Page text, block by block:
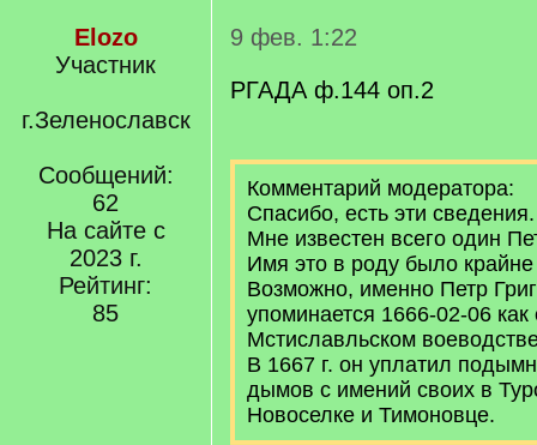
Elozo
Участник
г.Зеленославск
Сообщений:
62
На сайте с
2023 г.
Рейтинг:
85
9 фев. 1:22
РГАДА ф.144 оп.2
Комментарий модератора:
Спасибо, есть эти сведения.
Мне известен всего один
Имя это в роду было
Возможно, именно Петр
упоминается 1666-02-06
Мстиславльском
В 1667 г. он уплатил
дымов с имений своих в
Новоселке и Тимоновце.